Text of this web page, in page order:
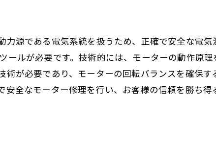
源である電気系統を扱うため、正確で安全な電
ルが必要です。技術的には、モーターの動作原
が必要であり、モーターの回転バランスを確保
全なモーター修理を行い、お客様の信頼を勝ち得